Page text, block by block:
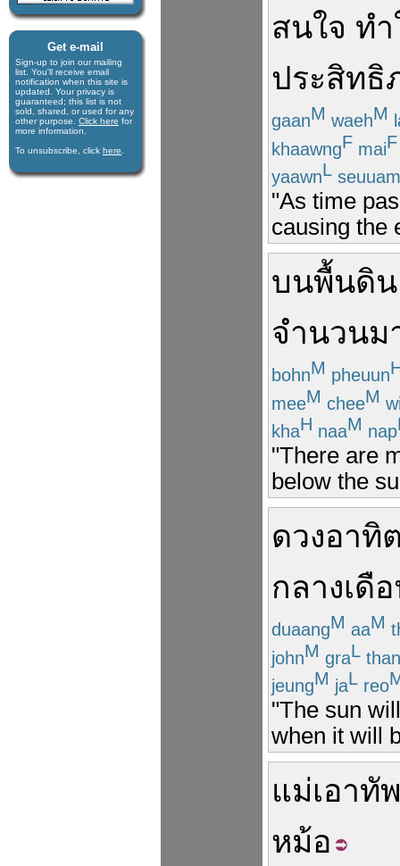
Get e-mail
Sign-up to join our mail­ing
list. You'll receive e­mail
notification when this site is
updated. Your privacy is
guaran­teed; this list is not
sold, shared, or used for any
other purpose. Click here for
more infor­mation.
To unsubscribe, click here
สนใจ ท
ประสิทธิ
gaanM waehM
khaawngF maiF
yaawnL seuuam
"As time
causing the
บนพื้นดิน
จำนวนม
bohnM pheuun
meeM cheeM
khaH naaM nap
"There are
below the
ดวงอาทิ
กลางเดื
duaangM aaM
johnM graL
jeungM jaL reo
"The sun
when it will
แม่เอาทั
หม้อ